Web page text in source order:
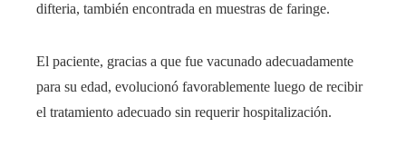
difteria, también encontrada en muestras de faringe.
El paciente, gracias a que fue vacunado adecuadamente
para su edad, evolucionó favorablemente luego de recibir
el tratamiento adecuado sin requerir hospitalización.